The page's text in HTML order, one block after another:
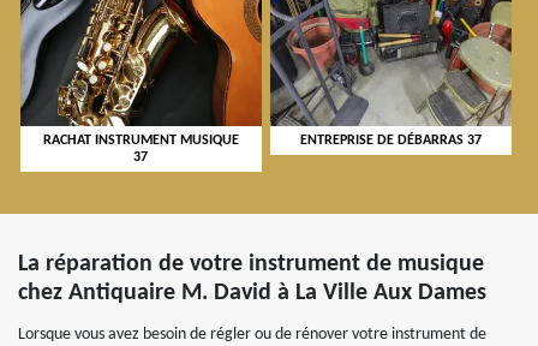
RACHAT INSTRUMENT MUSIQUE
37
ENTREPRISE DE DÉBARRAS 37
La réparation de votre instrument de musique
chez Antiquaire M. David à La Ville Aux Dames
Lorsque vous avez besoin de régler ou de rénover votre instrument de